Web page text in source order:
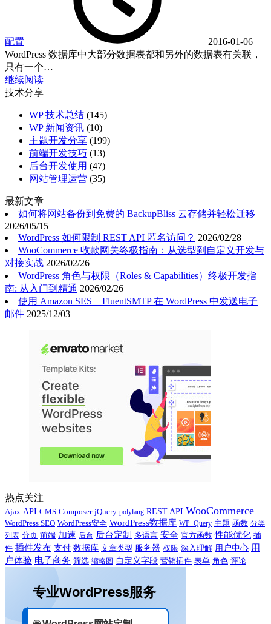
配置
2016-01-06
WordPress 数据库中大部分数据表都和另外的数据表有关联，
只有一个…
继续阅读
技术分享
WP 技术总结 (145)
WP 新闻资讯 (10)
主题开发分享 (199)
前端开发技巧 (13)
后台开发使用 (47)
网站管理运营 (35)
最新文章
如何将网站备份到免费的 BackupBliss 云存储并轻松迁移
2026/05/15
WordPress 如何限制 REST API 匿名访问？ 2026/02/28
WooCommerce 收款网关终极指南：从选型到自定义开发与
对接实战 2026/02/26
WordPress 角色与权限（Roles & Capabilities）终极开发指
南: 从入门到精通 2026/02/26
使用 Amazon SES + FluentSMTP 在 WordPress 中发送电子
邮件 2025/12/03
热点关注
Ajax API CMS Composer jQuery polylang REST API WooCommerce
WordPress SEO WordPress安全 WordPress数据库 WP_Query 主题 函数 分类
列表 分页 前端 加速 后台 后台定制 多语言 安全 官方函数 性能优化 插
件 插件发布 支付 数据库 文章类型 服务器 权限 深入理解 用户中心 用
户体验 电子商务 筛选 缩略图 自定义字段 营销插件 表单 角色 评论